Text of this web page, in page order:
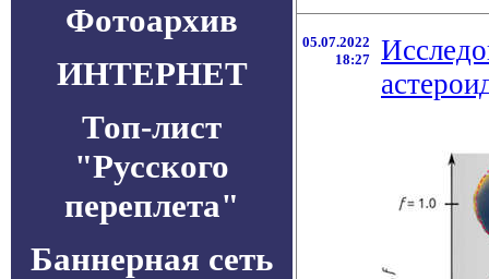
Фотоархив
ИНТЕРНЕТ
Топ-лист
"Русского
переплета"
Баннерная сеть
05.07.2022
18:27